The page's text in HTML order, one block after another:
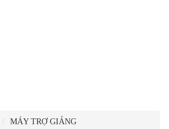
MÁY TRỢ GIẢNG